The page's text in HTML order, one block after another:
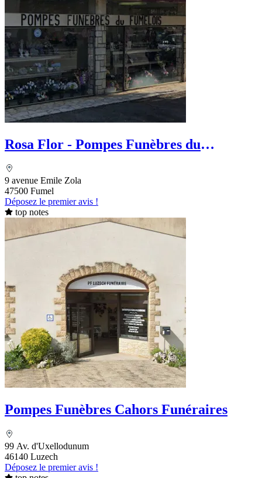
Rosa Flor - Pompes Funèbres du
9 avenue Emile Zola
47500 Fumel
Déposez le premier avis !
top notes
Pompes Funèbres Cahors Funéraires
99 Av. d'Uxellodunum
46140 Luzech
Déposez le premier avis !